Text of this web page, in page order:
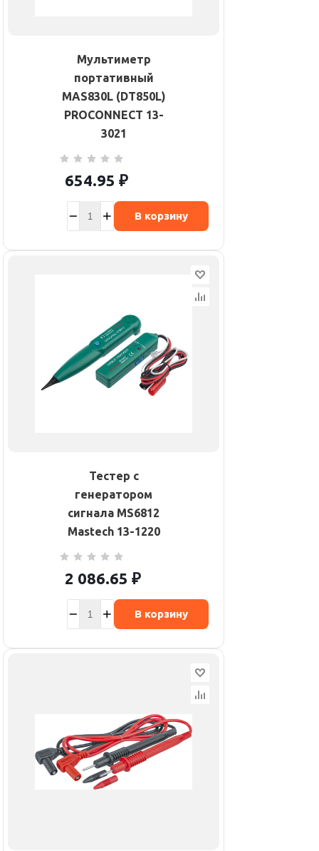
Мультиметр
портативный
MAS830L (DT850L)
PROCONNECT 13-
3021
654.95 ₽
В корзину
Тестер с
генератором
сигнала MS6812
Mastech 13-1220
2 086.65 ₽
В корзину